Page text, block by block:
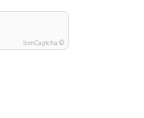
IconCaptcha ©